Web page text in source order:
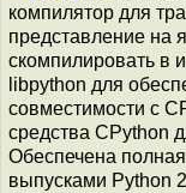
компилятор для
представление на
скомпилировать в
libpython для
совместимости с
средства CPython
Обеспечена
выпусками Python